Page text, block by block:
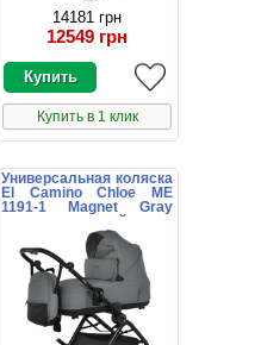
14181 грн
12549 грн
Купить в 1 клик
Универсальная коляска
El Camino Chloe ME
1191-1 Magnet Gray
серая с сумочкой